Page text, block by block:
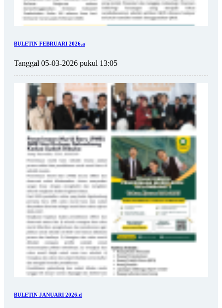
BULETIN FEBRUARI 2026.a
Tanggal 05-03-2026 pukul 13:05
BULETIN JANUARI 2026.d